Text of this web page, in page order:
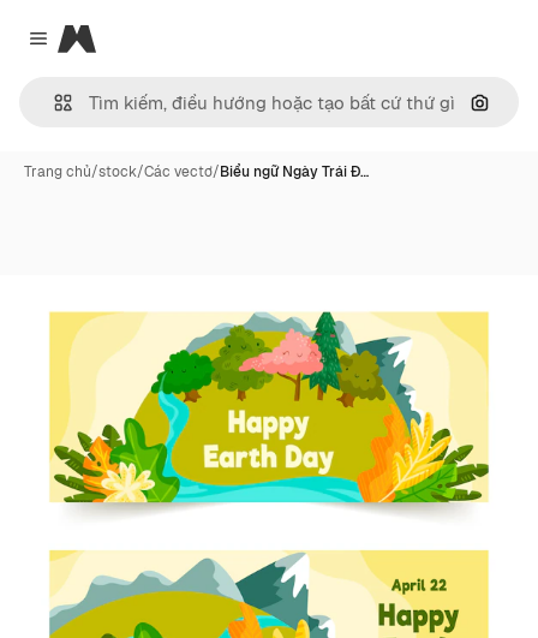
Close menu
Magnific
Tìm
Trang chủ/stock/Các vectơ/Biểu ngữ Ngày Trái Đ…